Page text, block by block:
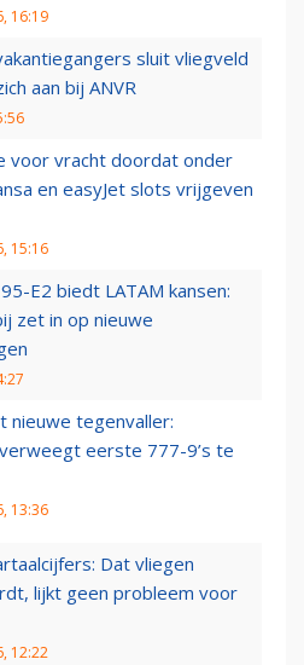
16:19
sluit vliegveld
aan bij ANVR
voor vracht doordat onder
en easyJet slots vrijgeven
15:16
E2 biedt LATAM kansen:
zet in op nieuwe
nieuwe tegenvaller:
eerste 777-9’s te
13:36
Dat vliegen
lijkt geen probleem voor
12:22